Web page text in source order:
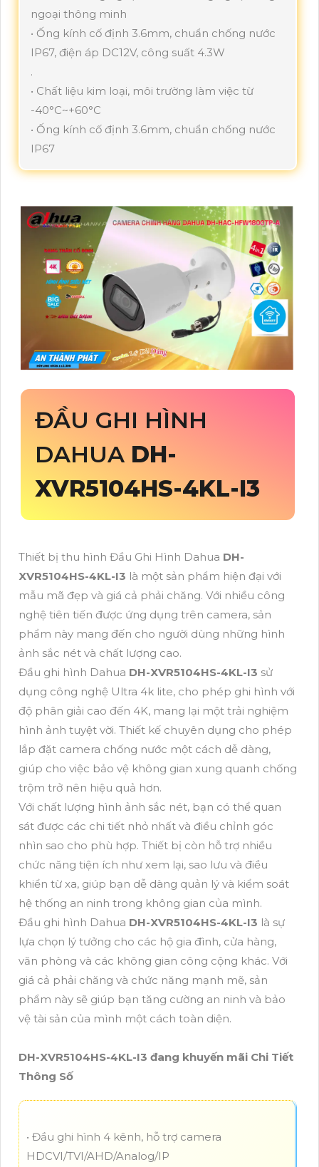
ngoại thông minh
• Ống kính cố định 3.6mm, chuẩn chống nước
IP67, điện áp DC12V, công suất 4.3W
.
• Chất liệu kim loại, môi trường làm việc từ
-40°C~+60°C
• Ống kính cố định 3.6mm, chuẩn chống nước
IP67
ĐẦU GHI HÌNH
DAHUA DH-
XVR5104HS-4KL-I3
Thiết bị thu hình Đầu Ghi Hình Dahua DH-
XVR5104HS-4KL-I3 là một sản phẩm hiện đại với
mẫu mã đẹp và giá cả phải chăng. Với nhiều công
nghệ tiên tiến được ứng dụng trên camera, sản
phẩm này mang đến cho người dùng những hình
ảnh sắc nét và chất lượng cao.
Đầu ghi hình Dahua DH-XVR5104HS-4KL-I3 sử
dụng công nghệ Ultra 4k lite, cho phép ghi hình với
độ phân giải cao đến 4K, mang lại một trải nghiệm
hình ảnh tuyệt vời. Thiết kế chuyên dụng cho phép
lắp đặt camera chống nước một cách dễ dàng,
giúp cho việc bảo vệ không gian xung quanh chống
trộm trở nên hiệu quả hơn.
Với chất lượng hình ảnh sắc nét, bạn có thể quan
sát được các chi tiết nhỏ nhất và điều chỉnh góc
nhìn sao cho phù hợp. Thiết bị còn hỗ trợ nhiều
chức năng tiện ích như xem lại, sao lưu và điều
khiển từ xa, giúp bạn dễ dàng quản lý và kiểm soát
hệ thống an ninh trong không gian của mình.
Đầu ghi hình Dahua DH-XVR5104HS-4KL-I3 là sự
lựa chọn lý tưởng cho các hộ gia đình, cửa hàng,
văn phòng và các không gian công cộng khác. Với
giá cả phải chăng và chức năng mạnh mẽ, sản
phẩm này sẽ giúp bạn tăng cường an ninh và bảo
vệ tài sản của mình một cách toàn diện.
DH-XVR5104HS-4KL-I3 đang khuyến mãi Chi Tiết
Thông Số
• Đầu ghi hình 4 kênh, hỗ trợ camera
HDCVI/TVI/AHD/Analog/IP